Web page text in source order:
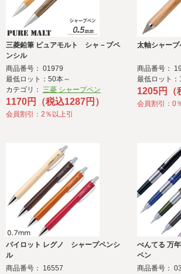
三菱鉛筆 ピュアモルト シャ－プペ
ンシル
商品番号： 01979
最低ロット：50本～
カテゴリ： 三菱 シャープペン
1170円（税込1287円）
会員割引：2％以上引
太軸シャー
商品番号：
最低ロット：
1205円（
会員割引：0
パイロット レグノ シャープペンシ
ル
商品番号： 16557
ぺんてる 万
ペン
商品番号：